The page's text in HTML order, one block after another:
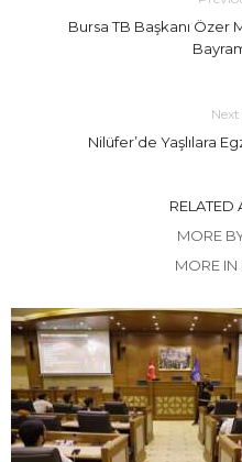
Bursa TB Başkanı Özer
Nilüfer’de Yaşlılara
RELATED
MORE
MORE IN